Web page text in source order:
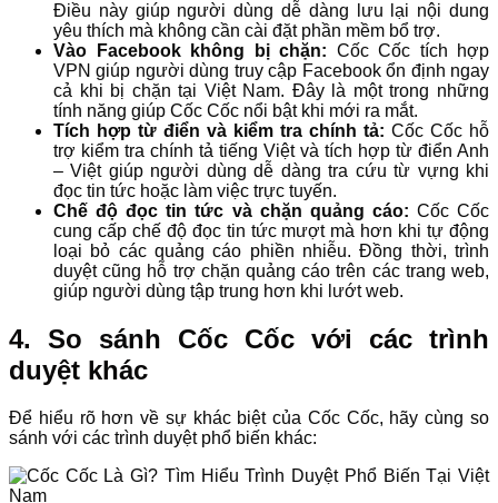
Điều này giúp người dùng dễ dàng lưu lại nội dung
yêu thích mà không cần cài đặt phần mềm bổ trợ.
Vào Facebook không bị chặn: Cốc Cốc tích hợp
VPN giúp người dùng truy cập Facebook ổn định ngay
cả khi bị chặn tại Việt Nam. Đây là một trong những
tính năng giúp Cốc Cốc nổi bật khi mới ra mắt.
Tích hợp từ điển và kiểm tra chính tả: Cốc Cốc hỗ
trợ kiểm tra chính tả tiếng Việt và tích hợp từ điển Anh
– Việt giúp người dùng dễ dàng tra cứu từ vựng khi
đọc tin tức hoặc làm việc trực tuyến.
Chế độ đọc tin tức và chặn quảng cáo: Cốc Cốc
cung cấp chế độ đọc tin tức mượt mà hơn khi tự động
loại bỏ các quảng cáo phiền nhiễu. Đồng thời, trình
duyệt cũng hỗ trợ chặn quảng cáo trên các trang web,
giúp người dùng tập trung hơn khi lướt web.
4. So sánh Cốc Cốc với các trình
duyệt khác
Để hiểu rõ hơn về sự khác biệt của Cốc Cốc, hãy cùng so
sánh với các trình duyệt phổ biến khác: